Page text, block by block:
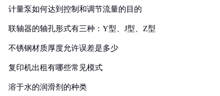
计量泵如何达到控制和调节流量的目的
联轴器的轴孔形式有三种：Y型、J型、Z型
不锈钢材质厚度允许误差是多少
复印机出租有哪些常见模式
溶于水的润滑剂的种类